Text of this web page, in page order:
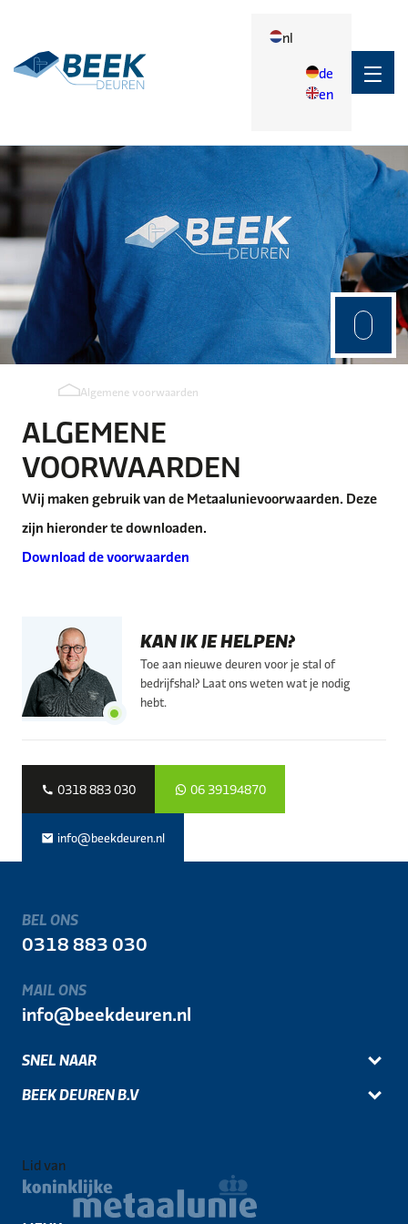
nl
de
en
Toepassingen
Agrarisch
Industrie
Algemene voorwaarden
ALGEMENE
VOORWAARDEN
Wij maken gebruik van de Metaalunievoorwaarden. Deze
zijn hieronder te downloaden.
Download de voorwaarden
KAN IK JE HELPEN?
Toe aan nieuwe deuren voor je stal of
bedrijfshal? Laat ons weten wat je nodig
hebt.
0318 883 030 06 39194870
info@beekdeuren.nl
SNEL NAAR
BEEK DEUREN B.V
Lid van
BEL ONS
0318 883 030
MAIL ONS
info@beekdeuren.nl